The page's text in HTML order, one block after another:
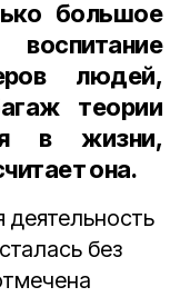
большое
людей,
теории
в жизни,
она.
деятельность
без